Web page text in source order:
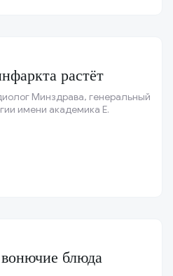
растёт
Минздрава, генеральный
имени академика Е.
блюда